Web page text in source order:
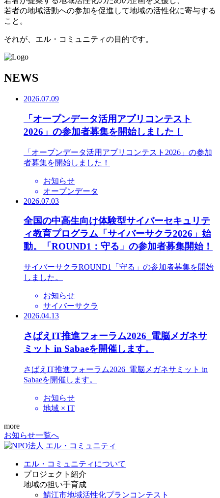
若者の地域活動への参加を促進して地域の活性化に寄与する
こと。
それが、エル・コミュニティの目的です。
NEWS
2026.07.09
「オープンデータ活用アプリコンテスト
2026」の参加者募集を開始しました！
「オープンデータ活用アプリコンテスト2026」の参加
者募集を開始しました！
お知らせ
オープンデータ
2026.07.03
全国の中高生向け体験型サイバーセキュリテ
ィ教育プログラム「サイバーサクラ2026」始
動。「ROUND1：守る」の参加者募集開始！
サイバーサクラROUND1「守る」の参加者募集を開始
しました。
お知らせ
サイバーサクラ
2026.04.13
さばえIT推進フォーラム2026_電脳メガネサ
ミット in Sabaeを開催します。
さばえIT推進フォーラム2026_電脳メガネサミット in
Sabaeを開催します。
お知らせ
地域 × IT
more
お知らせ一覧へ
エル・コミュニティについて
プロジェクト紹介
地域の担い手育成
鯖江市地域活性化プランコンテスト